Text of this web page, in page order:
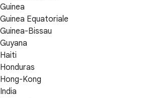
Guinea
Guinea Equatoriale
Guinea-Bissau
Guyana
Haiti
Honduras
Hong-Kong
India